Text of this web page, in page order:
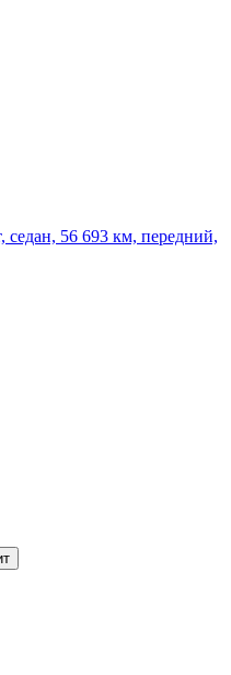
седан, 56 693 км, передний,